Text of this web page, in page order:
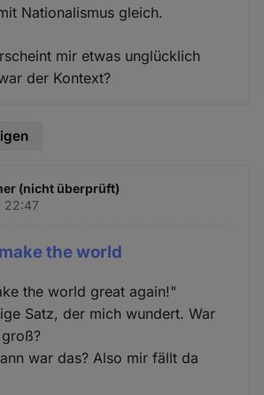
Nationalismus gleich.
mir etwas unglücklich
der Kontext?
(nicht überprüft)
22:47
the world
the world great again!"
Satz, der mich wundert. War
war das? Also mir fällt da